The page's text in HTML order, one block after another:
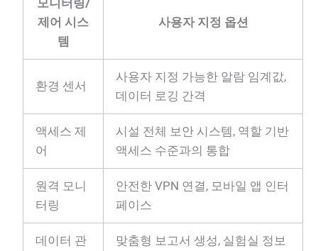
제어 시스
템
사용자 지정 옵션
환경 센서
사용자 지정 가능한 알람 임계값,
데이터 로깅 간격
액세스 제
어
시설 전체 보안 시스템, 역할 기반
액세스 수준과의 통합
원격 모니
터링
안전한 VPN 연결, 모바일 앱 인터
페이스
데이터 관
맞춤형 보고서 생성, 실험실 정보